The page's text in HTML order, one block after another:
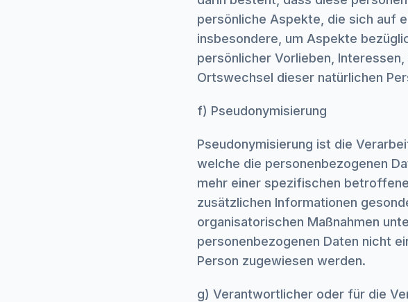
persönliche Aspekte, die sich auf
insbesondere, um Aspekte
persönlicher Vorlieben,
Ortswechsel dieser natürlichen
f) Pseudonymisierung
Pseudonymisierung ist die
welche die personenbezogenen
mehr einer spezifischen
zusätzlichen Informationen
organisatorischen Maßnahmen
personenbezogenen Daten nicht
Person zugewiesen werden.
g) Verantwortlicher oder für die